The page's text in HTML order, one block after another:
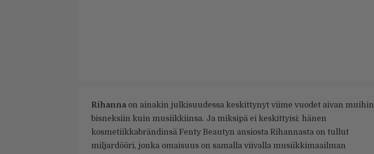
Rihannaon ainakin julkisuudessa keskittynyt viime vuodet aivan muihin
bisneksiin kuin musiikkiinsa. Ja miksipä ei keskittyisi: hänen
kosmetiikkabrändinsä Fenty Beautyn ansiosta Rihannasta on tullut
miljardööri, jonka omaisuus on samalla viivalla musiikkimaailman